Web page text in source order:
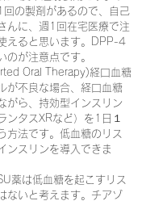
回の製剤があるので、自己
んに、週1回在宅医療で注
えると思います。DPP-4
のが注意点です。
Oral Therapy)経口血糖
が不良な場合、経口血糖
がら、持効型インスリン
ンタスXRなど）を1日１
方法です。低血糖のリス
ンスリンを導入できま
薬は低血糖を起こすリス
ないと考えます。チアゾ